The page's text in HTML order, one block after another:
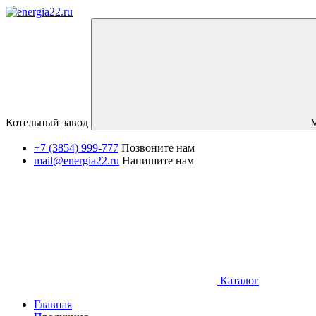
Котельный завод
+7 (3854) 999-777 Позвоните нам
mail@energia22.ru Напишите нам
Каталог
Главная